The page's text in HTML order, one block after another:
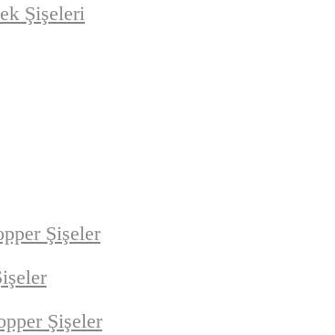
Şişeleri
Şişeler
Şişeler